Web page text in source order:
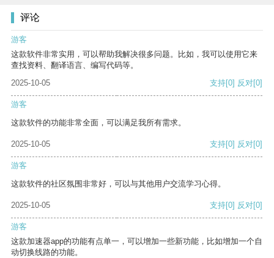
评论
游客
这款软件非常实用，可以帮助我解决很多问题。比如，我可以使用它来
查找资料、翻译语言、编写代码等。
2025-10-05
支持[0] 反对[0]
游客
这款软件的功能非常全面，可以满足我所有需求。
2025-10-05 支持[0] 反对[0]
游客
这款软件的社区氛围非常好，可以与其他用户交流学习心得。
2025-10-05 支持[0] 反对[0]
游客
这款加速器app的功能有点单一，可以增加一些新功能，比如增加一个自
动切换线路的功能。